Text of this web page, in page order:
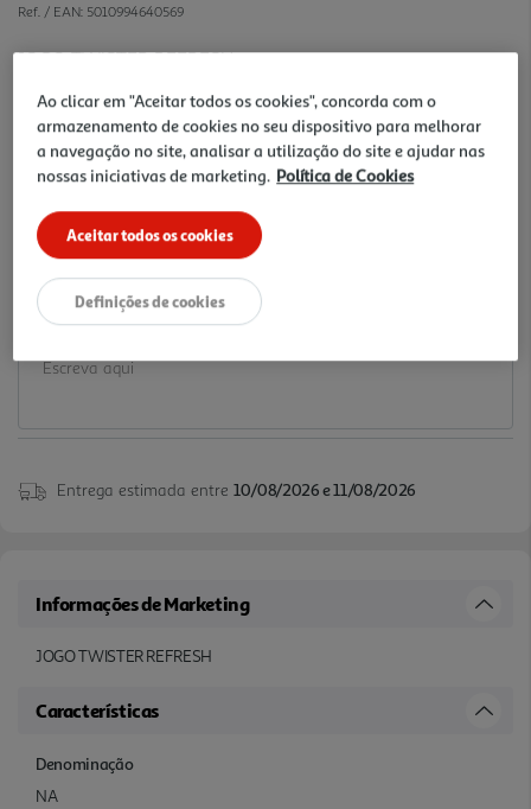
Ref. / EAN: 5010994640569
JOGO TWISTER REFRESH
26.99 €/un
26,99 €
Notas de preparação
Entrega estimada entre 10/08/2026 e 11/08/2026
Informações de Marketing
JOGO TWISTER REFRESH
Características
Denominação
NA
Ao clicar em "Aceitar todos os cookies", concorda com o
armazenamento de cookies no seu dispositivo para melhorar
a navegação no site, analisar a utilização do site e ajudar nas
nossas iniciativas de marketing. Política de Cookies
Aceitar todos os cookies
Definições de cookies